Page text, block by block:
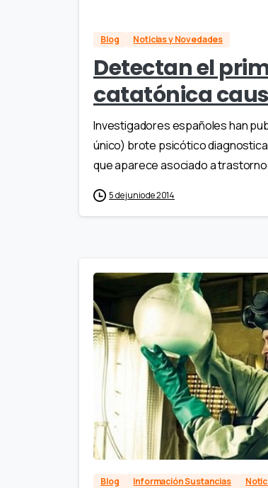
Blog Noticias y Novedades
Detectan el
catatónica
Investigadores españoles han
único) brote psicótico
que aparece asociado a
5 de junio de 2014
Blog Información Sustancias